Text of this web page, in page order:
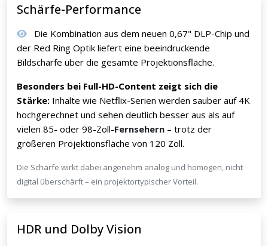
Schärfe-Performance
Die Kombination aus dem neuen 0,67" DLP-Chip und
der Red Ring Optik liefert eine beeindruckende
Bildschärfe über die gesamte Projektionsfläche.
Besonders bei Full-HD-Content zeigt sich die
Stärke: Inhalte wie Netflix-Serien werden sauber auf 4K
hochgerechnet und sehen deutlich besser aus als auf
vielen 85- oder 98-Zoll-Fernsehern – trotz der
größeren Projektionsfläche von 120 Zoll.
Die Schärfe wirkt dabei angenehm analog und homogen, nicht
digital überschärft – ein projektortypischer Vorteil.
HDR und Dolby Vision